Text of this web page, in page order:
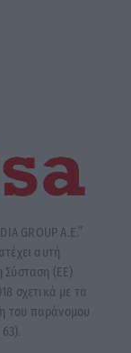
GROUP A.E.”
αυτή
Σύσταση (ΕΕ)
σχετικά με τα
του παράνομου